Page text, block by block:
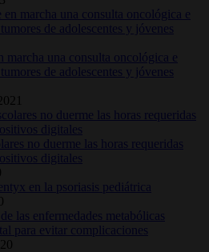
marcha una consulta oncológica e
de adolescentes y jóvenes
no duerme las horas requeridas
digitales
en la psoriasis pediátrica
las enfermedades metabólicas
para evitar complicaciones